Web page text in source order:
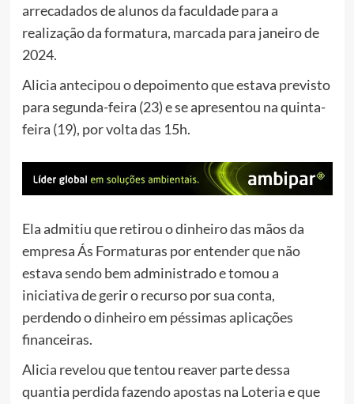
arrecadados de alunos da faculdade para a
realização da formatura, marcada para janeiro de
2024.
Alicia antecipou o depoimento que estava previsto
para segunda-feira (23) e se apresentou na quinta-
feira (19), por volta das 15h.
Ela admitiu que retirou o dinheiro das mãos da
empresa Ás Formaturas por entender que não
estava sendo bem administrado e tomou a
iniciativa de gerir o recurso por sua conta,
perdendo o dinheiro em péssimas aplicações
financeiras.
Alicia revelou que tentou reaver parte dessa
quantia perdida fazendo apostas na Loteria e que